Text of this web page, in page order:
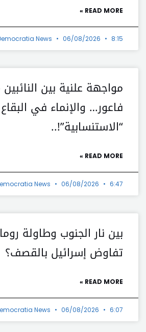
READ MORE »
News 06/08/2026 8:15 م
مواجهة علنية بين النائبين
فاعور… والإنماء في
“الاستنسابية”!..
READ MORE »
News 06/08/2026 6:47 م
بين نار الجنوب وطاولة
تفاوض إسرائيل بالقصف؟
READ MORE »
News 06/08/2026 6:07 م